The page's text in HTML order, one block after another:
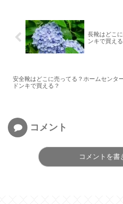
長靴はどこ
ンキで買える
安全靴はどこに売ってる？ホームセンタ
ドンキで買える？
コメント
コメントを書